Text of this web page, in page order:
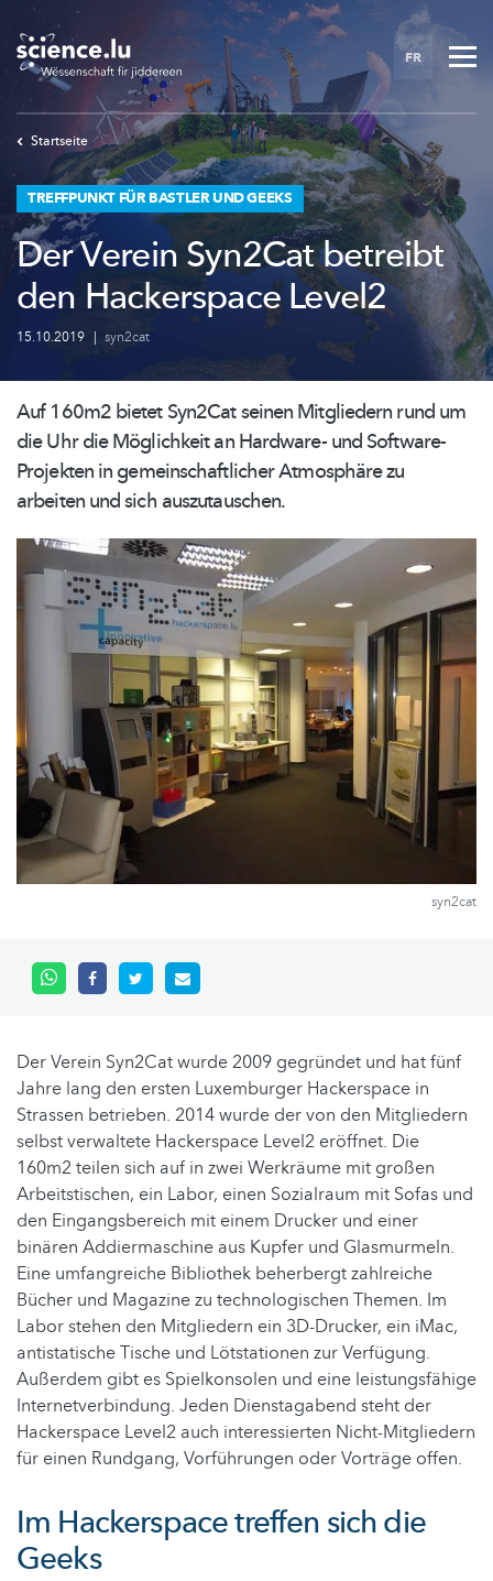
to
main
content
FR
Startseite
TREFFPUNKT FÜR BASTLER UND GEEKS
Der Verein Syn2Cat betreibt
den Hackerspace Level2
15.10.2019 | syn2cat
Auf 160m2 bietet Syn2Cat seinen Mitgliedern rund um
die Uhr die Möglichkeit an Hardware- und Software-
Projektenin gemeinschaftlicherAtmosphäre zu
arbeiten und sich auszutauschen.
syn2cat
Der Verein Syn2Cat wurde 2009 gegründet und hat fünf
Jahre lang den ersten Luxemburger Hackerspace in
Strassen betrieben. 2014 wurde der von den Mitgliedern
selbst verwaltete Hackerspace Level2 eröffnet. Die
160m2 teilen sich auf in zwei Werkräume mit großen
Arbeitstischen, ein Labor, einen Sozialraum mit Sofas und
den Eingangsbereich mit einem Drucker und einer
binären Addiermaschine aus Kupfer und Glasmurmeln.
Eine umfangreiche Bibliothek beherbergt zahlreiche
Bücher und Magazine zu technologischen Themen. Im
Labor stehen den Mitgliedern ein 3D-Drucker, ein iMac,
antistatische Tische und Lötstationen zur Verfügung.
Außerdem gibt es Spielkonsolen und eine leistungsfähige
Internetverbindung. Jeden Dienstagabend steht der
Hackerspace Level2 auch interessierten Nicht-Mitgliedern
für einen Rundgang, Vorführungen oder Vorträge offen.
Im Hackerspace treffen sich die
Geeks